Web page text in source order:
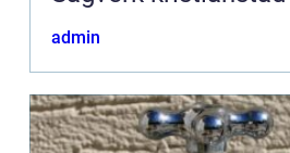
admin